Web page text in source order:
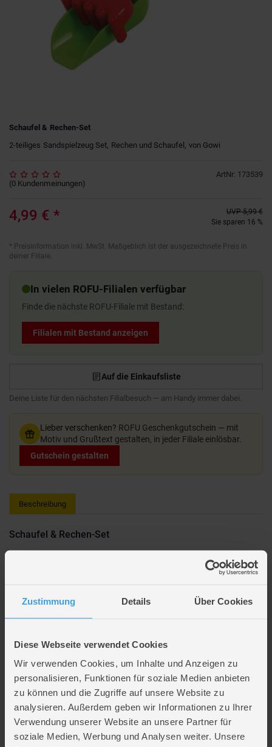
Zustimmung Details Über Cookies
Diese Webseite verwendet Cookies
Wir verwenden Cookies, um Inhalte und Anzeigen zu
personalisieren, Funktionen für soziale Medien anbieten
zu können und die Zugriffe auf unsere Website zu
analysieren. Außerdem geben wir Informationen zu Ihrer
Verwendung unserer Website an unsere Partner für
soziale Medien, Werbung und Analysen weiter. Unsere
Schaufel & Rechen-Set
2-teiliges Sandspielzeug Set, Rechen und Schaufel, von Gowi
ArtNr: 173539
(0 Kundenmeinungen)
4,99 € * UVP 5,99 €
Sie sparen 16 %
* Preisinformation inkl. MwSt. Maßgeblich ist der ausgezeichnete Preis in
deiner Filiale.
In vielen ROFU-Filialen verfügbar
Finde die nächste ROFU-Filiale mit Bestand:
Filialen mit Bestand anzeigen
Auf die Einkaufsliste
Deine Liste für den nächsten Filialbesuch — am Handy immer dabei.
Lieber verschenken? ROFU Geschenkgutschein — mit
Motiv und Grußtext gestalten, in jeder Filiale einlösbar.
Gutschein gestalten
Beschreibung
Schaufel & Rechen-Set
kann das Buddeln im
stabile Schaufel und ein Rechen
können die Kleinen ihrer Kreativität beim Sandburgenbauen freien Lauf
lassen.
Hersteller: Gowi
Lieferumfang